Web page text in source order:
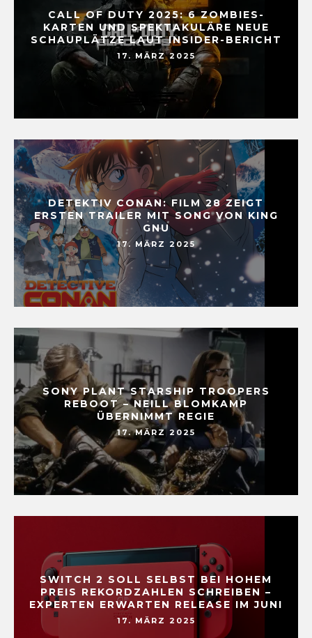
CALL OF DUTY 2025: 6 ZOMBIES-
KARTEN UND SPEKTAKULÄRE NEUE
SCHAUPLÄTZE LAUT INSIDER-BERICHT
17. MÄRZ 2025
DETEKTIV CONAN: FILM 28 ZEIGT
ERSTEN TRAILER MIT SONG VON KING
GNU
17. MÄRZ 2025
SONY PLANT STARSHIP TROOPERS
REBOOT – NEILL BLOMKAMP
ÜBERNIMMT REGIE
17. MÄRZ 2025
SWITCH 2 SOLL SELBST BEI HOHEM
PREIS REKORDZAHLEN SCHREIBEN –
EXPERTEN ERWARTEN RELEASE IM JUNI
17. MÄRZ 2025